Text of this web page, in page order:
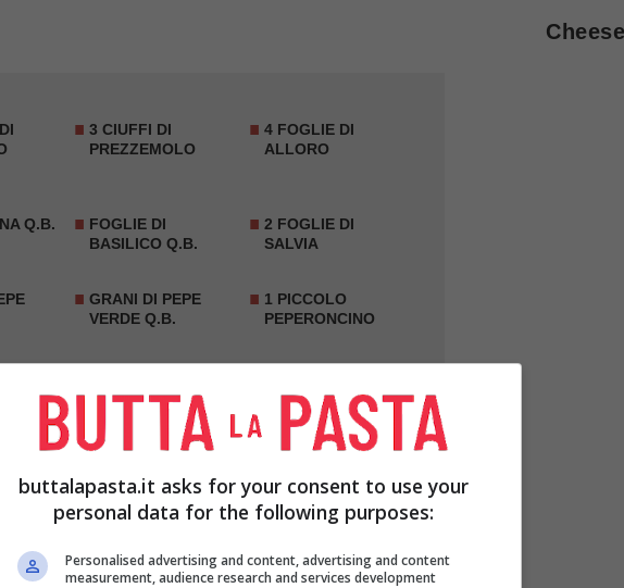
3 CIUFFI DI
PREZZEMOLO
4 FOGLIE DI
ALLORO
Q.B.
FOGLIE DI
BASILICO Q.B.
2 FOGLIE DI
SALVIA
GRANI DI PEPE
VERDE Q.B.
1 PICCOLO
PEPERONCINO
buttalapasta.it asks for your consent to use your
personal data for the following purposes:
Personalised advertising and content, advertising and content
measurement, audience research and services development